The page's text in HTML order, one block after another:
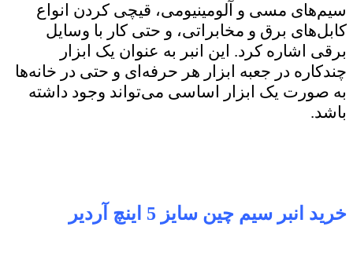
سیم‌های مسی و آلومینیومی، قیچی کردن انواع
کابل‌های برق و مخابراتی، و حتی کار با وسایل
برقی اشاره کرد. این انبر به عنوان یک ابزار
چندکاره در جعبه ابزار هر حرفه‌ای و حتی در خانه‌ها
به صورت یک ابزار اساسی می‌تواند وجود داشته
باشد.
خرید انبر سیم چین سایز 5 اینچ آردیر